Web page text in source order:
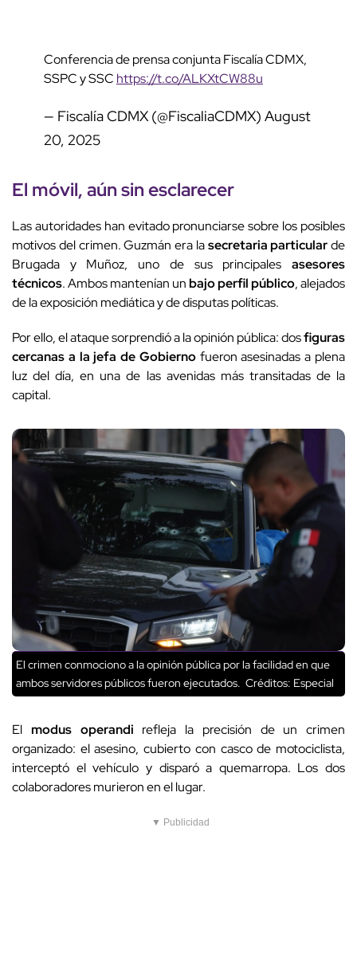
Conferencia de prensa conjunta Fiscalía CDMX,
SSPC y SSC https://t.co/ALKXtCW88u
— Fiscalía CDMX (@FiscaliaCDMX) August
20, 2025
El móvil, aún sin esclarecer
Las autoridades han evitado pronunciarse sobre los posibles
motivos del crimen. Guzmán era lasecretaria particularde
Brugada y Muñoz, uno de sus principales asesores
técnicos. Ambos mantenían unbajo perfil público, alejados
de la exposición mediática y de disputas políticas.
Por ello, el ataque sorprendió a la opinión pública: dosfiguras
cercanas a la jefa de Gobiernofueron asesinadas a plena
luz del día, en una de las avenidas más transitadas de la
capital.
El crimen conmociono a la opinión pública por la facilidad en que
ambos servidores públicos fueron ejecutados. Créditos: Especial
El modus operandi refleja la precisión de un crimen
organizado: el asesino, cubierto con casco de motociclista,
interceptó el vehículo y disparó a quemarropa. Los dos
colaboradores murieron en el lugar.
▼ Publicidad